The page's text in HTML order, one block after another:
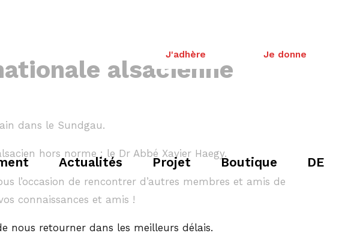
J'adhère Je donne
Actualités Projet Boutique DE
alsacienne
dans le Sundgau.
hors norme : le Dr Abbé Xavier Haegy.
l’occasion de rencontrer d’autres membres et amis de
connaissances et amis !
nous retourner dans les meilleurs délais.